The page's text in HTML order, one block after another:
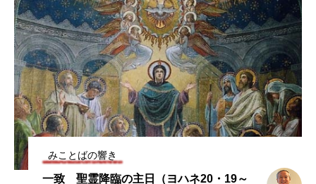
みことばの響き
一致 聖霊降臨の主日（ヨハネ20・19～